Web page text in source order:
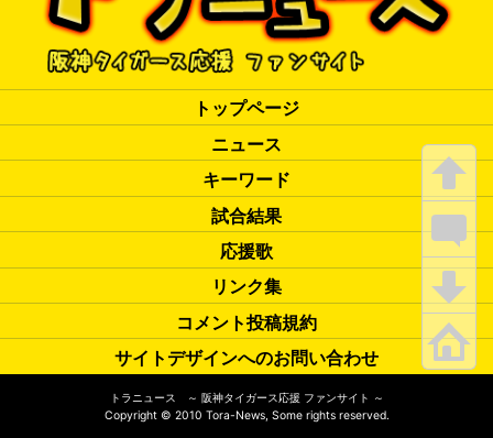
トップページ
ニュース
キーワード
試合結果
応援歌
リンク集
コメント投稿規約
サイトデザインへのお問い合わせ
トラニュース ～ 阪神タイガース応援 ファンサイト ～
Copyright © 2010 Tora-News, Some rights reserved.